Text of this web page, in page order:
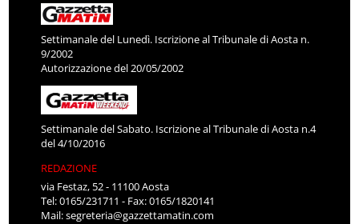
Settimanale del Lunedì. Iscrizione al Tribunale di Aosta n.
9/2002
Autorizzazione del 20/05/2002
Settimanale del Sabato. Iscrizione al Tribunale di Aosta n.4
del 4/10/2016
REDAZIONE
via Festaz, 52 - 11100 Aosta
Tel: 0165/231711 - Fax: 0165/1820141
Mail:segreteria@gazzettamatin.com